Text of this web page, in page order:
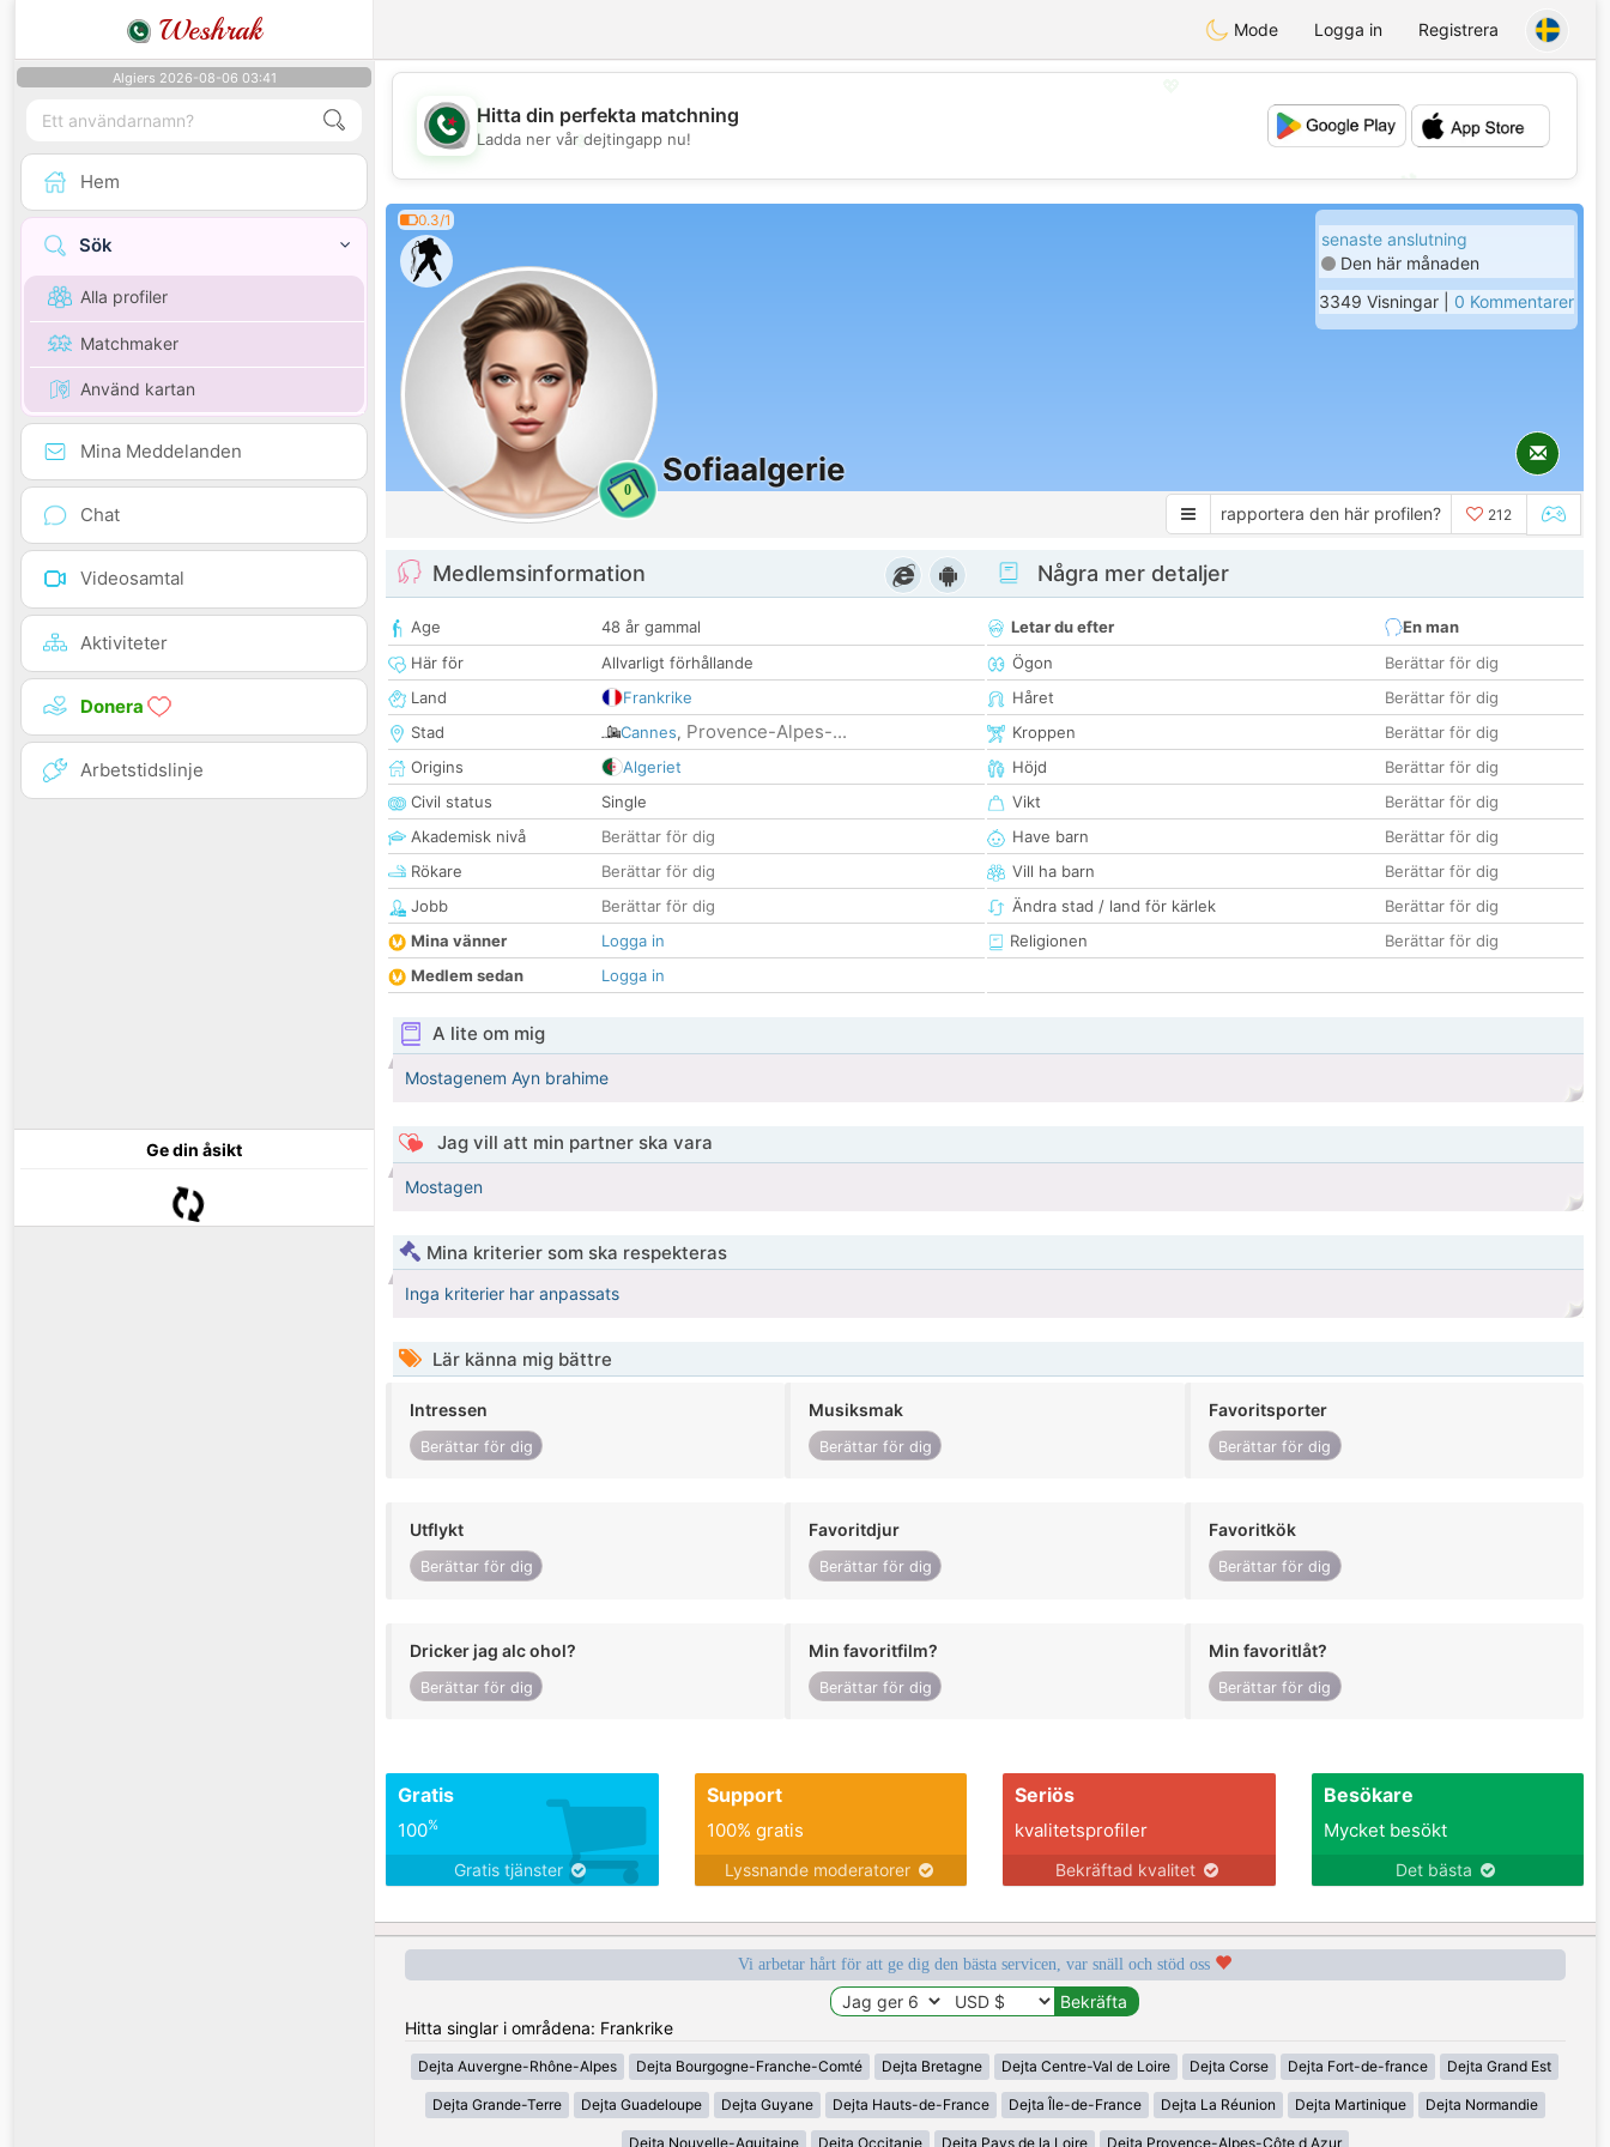
Weshrak Mode Logga in Registrera
Algiers 2026-08-06 03:41
Hem
Sök
Alla profiler
Matchmaker
Använd kartan
Mina Meddelanden
Chat
Videosamtal
Aktiviteter
Donera
Arbetstidslinje
Ge din åsikt
💖
💕
Hitta din perfekta matchning
Ladda ner vår dejtingapp nu!
0.3/1
0
Sofiaalgerie
senaste anslutning
Den här månaden
3349 Visningar | 0 Kommentarer
rapportera den här profilen? 212
Medlemsinformation
Age
48 år gammal
Här för
Allvarligt förhållande
Land
Frankrike
Stad
Cannes, Provence-Alpes-...
Origins
Algeriet
Civil status
Single
Akademisk nivå
Berättar för dig
Rökare
Berättar för dig
Jobb
Berättar för dig
Mina vänner
Logga in
Medlem sedan
Logga in
Några mer detaljer
Letar du efter
En man
Ögon
Berättar för dig
Håret
Berättar för dig
Kroppen
Berättar för dig
Höjd
Berättar för dig
Vikt
Berättar för dig
Have barn
Berättar för dig
Vill ha barn
Berättar för dig
Ändra stad / land för kärlek
Berättar för dig
Religionen
Berättar för dig
A lite om mig
Mostagenem Ayn brahime
Jag vill att min partner ska vara
Mostagen
Mina kriterier som ska respekteras
Inga kriterier har anpassats
Lär känna mig bättre
Intressen
Berättar för dig
Musiksmak
Berättar för dig
Favoritsporter
Berättar för dig
Utflykt
Berättar för dig
Favoritdjur
Berättar för dig
Favoritkök
Berättar för dig
Dricker jag alc ohol?
Berättar för dig
Min favoritfilm?
Berättar för dig
Min favoritlåt?
Berättar för dig
Gratis
100%
Gratis tjänster
Support
100% gratis
Lyssnande moderatorer
Seriös
kvalitetsprofiler
Bekräftad kvalitet
Besökare
Mycket besökt
Det bästa
Vi arbetar hårt för att ge dig den bästa servicen, var snäll och stöd oss
Hitta singlar i områdena: Frankrike
Dejta Auvergne-Rhône-Alpes Dejta Bourgogne-Franche-Comté Dejta Bretagne Dejta Centre-Val de Loire Dejta Corse Dejta Fort-de-france Dejta Grand Est
Dejta Grande-Terre Dejta Guadeloupe Dejta Guyane Dejta Hauts-de-France Dejta Île-de-France Dejta La Réunion Dejta Martinique Dejta Normandie
Dejta Nouvelle-Aquitaine Dejta Occitanie Dejta Pays de la Loire Dejta Provence-Alpes-Côte d Azur